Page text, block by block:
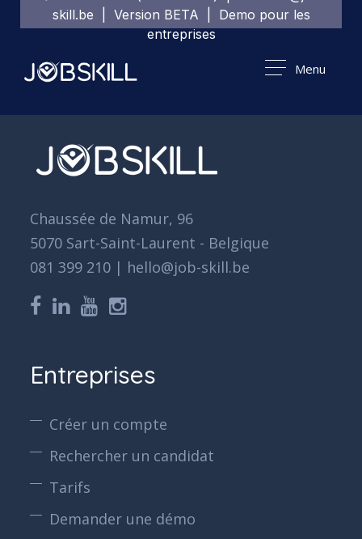
skill.be | Version BETA | Demo pour les
entreprises
Menu
Chaussée de Namur, 96
5070 Sart-Saint-Laurent - Belgique
081 399 210 | hello@job-skill.be
Entreprises
Créer un compte
Rechercher un candidat
Tarifs
Demander une démo